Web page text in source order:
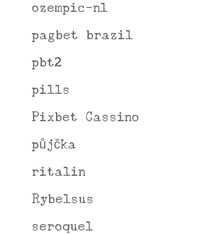
ozempic-nl
pagbet brazil
pbt2
pills
Pixbet Cassino
půjčka
ritalin
Rybelsus
seroquel